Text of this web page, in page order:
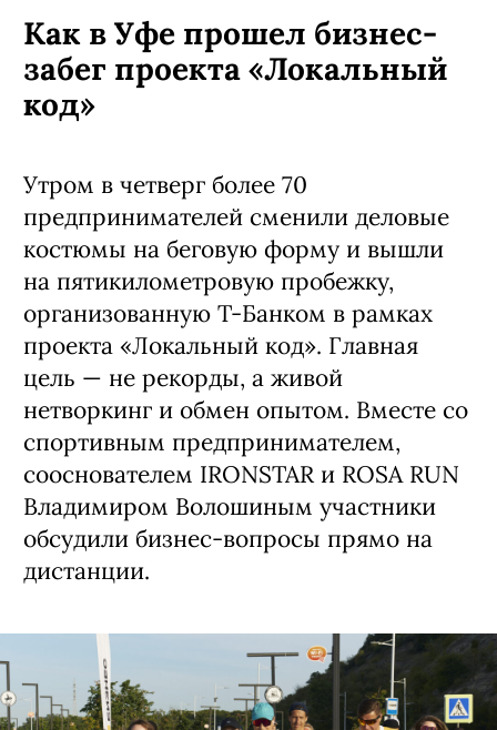
Как в Уфе прошел бизнес-
забег проекта «Локальный
код»
Утром в четверг более 70
предпринимателей сменили деловые
костюмы на беговую форму и вышли
на пятикилометровую пробежку,
организованную Т-Банком в рамках
проекта «Локальный код». Главная
цель — не рекорды, а живой
нетворкинг и обмен опытом. Вместе со
спортивным предпринимателем,
сооснователем IRONSTAR и ROSA RUN
Владимиром Волошиным участники
обсудили бизнес-вопросы прямо на
дистанции.